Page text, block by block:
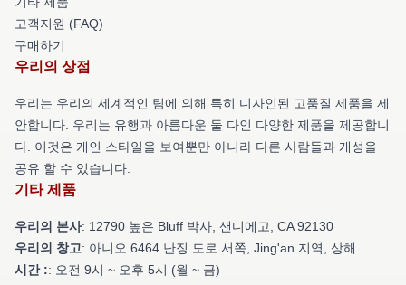
고객지원 (FAQ)
구매하기
우리의 상점
우리는 우리의 세계적인 팀에 의해 특히 디자인된 고품질 제품을 제
안합니다. 우리는 유행과 아름다운 둘 다인 다양한 제품을 제공합니
다. 이것은 개인 스타일을 보여뿐만 아니라 다른 사람들과 개성을
공유 할 수 있습니다.
기타 제품
우리의 본사: 12790 높은 Bluff 박사, 샌디에고, CA 92130
우리의 창고: 아니오 6464 난징 도로 서쪽, Jing'an 지역, 상해
시간 :: 오전 9시 ~ 오후 5시 (월 ~ 금)